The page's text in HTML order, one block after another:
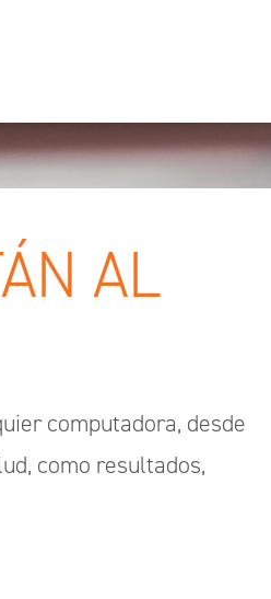
AL
computadora, desde
como resultados,